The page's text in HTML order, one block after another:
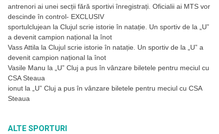
antrenori ai unei secții fără sportivi înregistrați. Oficialii ai MTS vor
descinde în control- EXCLUSIV
sportulclujean la Clujul scrie istorie în natație. Un sportiv de la „U”
a devenit campion național la înot
Vass Attila la Clujul scrie istorie în natație. Un sportiv de la „U” a
devenit campion național la înot
Vasile Manu la „U” Cluj a pus în vânzare biletele pentru meciul cu
CSA Steaua
ionut la „U” Cluj a pus în vânzare biletele pentru meciul cu CSA
Steaua
ALTE SPORTURI